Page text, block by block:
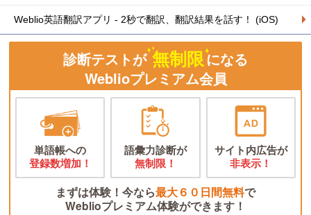
Weblio英語翻訳アプリ - 2秒で翻訳、翻訳結果を話す！ (iOS)
診断テストが 無制限になる
Weblioプレミアム会員
単語帳への
登録数増加！
語彙力診断が
無制限！
サイト内広告が
非表示！
まずは体験！今なら最大６０日間無料で
Weblioプレミアム体験ができます！